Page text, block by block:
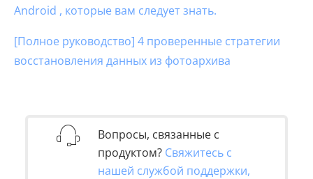
Android , которые вам следует знать.
[Полное руководство] 4 проверенные стратегии
восстановления данных из фотоархива
Вопросы, связанные с
продуктом? Свяжитесь с
нашей службой поддержки,